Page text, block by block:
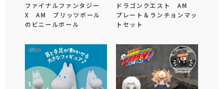
ファイナルファンタジー
X AM ブリッツボール
のビニールボール
ドラゴンクエスト AM
プレート＆ランチョンマッ
トセット